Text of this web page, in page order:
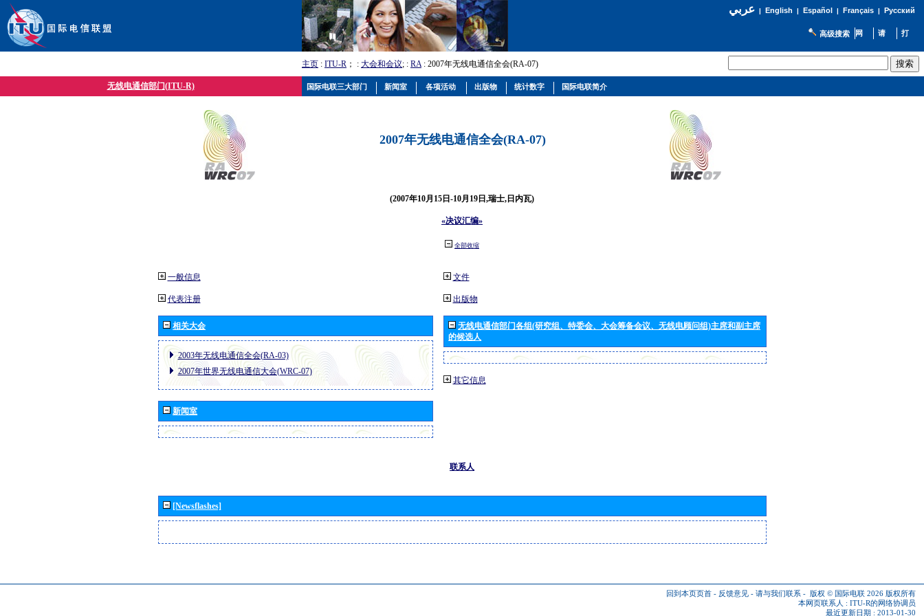
عربي| English | Español | Français| Русский
高级搜索
主页 : ITU-R ； : 大会和会议; : RA: 2007年无线电通信全会(RA-07)
无线电通信部门(ITU-R)
2007年无线电通信全会(RA-07)
(2007年10月15日-10月19日,瑞士,日内瓦)
«决议汇编»
全部收缩
一般信息
代表注册
相关大会
2003年无线电通信全会(RA-03)
2007年世界无线电通信大会(WRC-07)
新闻室
文件
出版物
无线电通信部门各组(研究组、特委会、大会筹备会议、无线电顾问组)主席和副主席
的候选人
其它信息
联系人
[Newsflashes]
回到本页页首 - 反馈意见 - 请与我们联系 - 版权 © 国际电联 2026 版权所有
本网页联系人 : ITU-R的网络协调员
最近更新日期 : 2013-01-30
国际电联三大部门 新闻室 各项活动 出版物 统计数字 国际电联简介